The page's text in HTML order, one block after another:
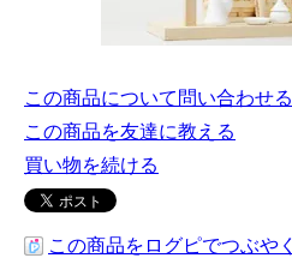
この商品について問い合わせる
この商品を友達に教える
買い物を続ける
この商品をログピでつぶやく